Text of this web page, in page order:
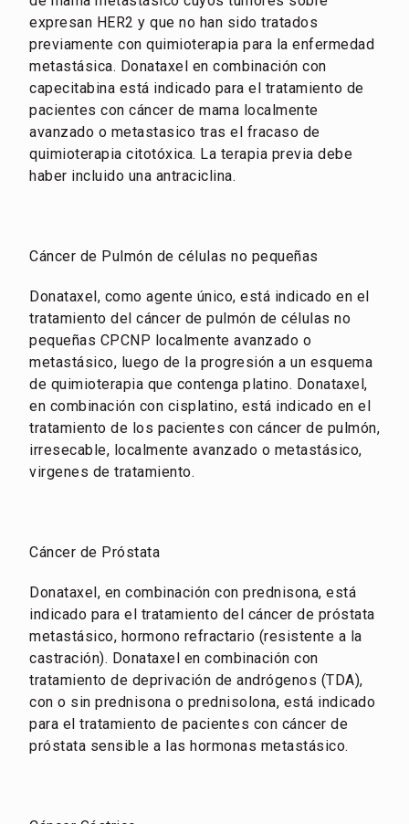
expresan HER2 y que no han sido tratados
previamente con quimioterapia para la enfermedad
metastásica. Donataxel en combinación con
capecitabina está indicado para el tratamiento de
pacientes con cáncer de mama localmente
avanzado o metastasico tras el fracaso de
quimioterapia citotóxica. La terapia previa debe
haber incluido una antraciclina.
Cáncer de Pulmón de células no pequeñas
Donataxel, como agente único, está indicado en el
tratamiento del cáncer de pulmón de células no
pequeñas CPCNP localmente avanzado o
metastásico, luego de la progresión a un esquema
de quimioterapia que contenga platino. Donataxel,
en combinación con cisplatino, está indicado en el
tratamiento de los pacientes con cáncer de pulmón,
irresecable, localmente avanzado o metastásico,
virgenes de tratamiento.
Cáncer de Próstata
Donataxel, en combinación con prednisona, está
indicado para el tratamiento del cáncer de próstata
metastásico, hormono refractario (resistente a la
castración). Donataxel en combinación con
tratamiento de deprivación de andrógenos (TDA),
con o sin prednisona o prednisolona, está indicado
para el tratamiento de pacientes con cáncer de
próstata sensible a las hormonas metastásico.